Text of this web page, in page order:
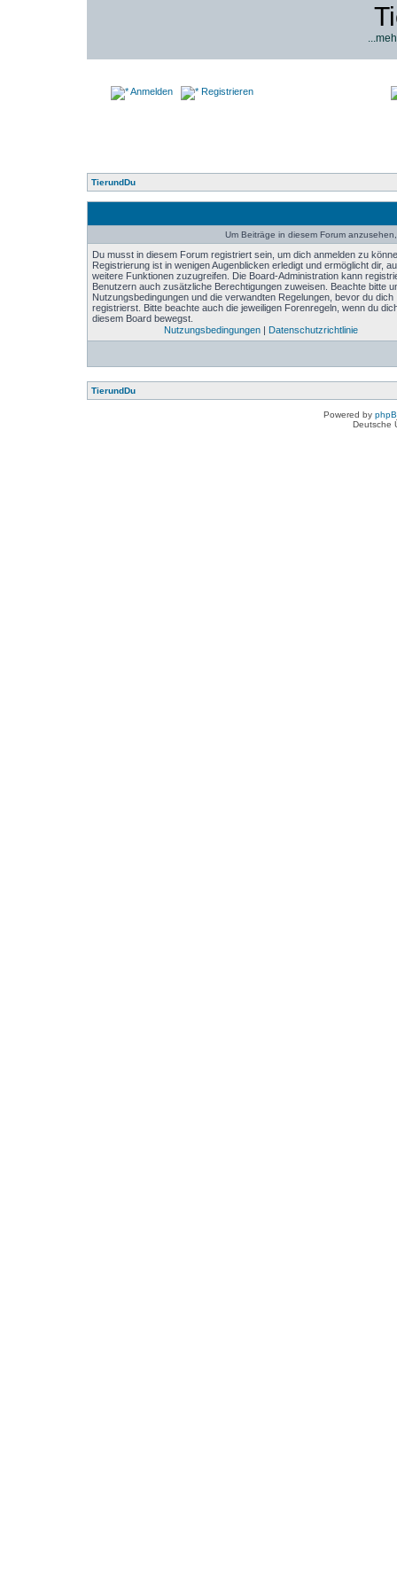
Anmelden Registrieren
TierundDu
Um Beiträge in diesem Forum
Du musst in diesem Forum registriert sein, um dich anmelden zu
Registrierung ist in wenigen Augenblicken erledigt und ermöglicht dir,
weitere Funktionen zuzugreifen. Die Board-Administration kann
Benutzern auch zusätzliche Berechtigungen zuweisen. Beachte bitte
Nutzungsbedingungen und die verwandten Regelungen, bevor du dich
registrierst. Bitte beachte auch die jeweiligen Forenregeln, wenn du
diesem Board bewegst.
Nutzungsbedingungen| Datenschutzrichtlinie
TierundDu
Powered by
Deutsche